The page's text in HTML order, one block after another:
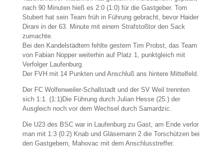
nach 90 Minuten hieß es 2:0 (1:0) für die Gastgeber. Tom
Stubert hat sein Team früh in Führung gebracht, bevor Haider
Dirani in der 63. Minute mit einem Strafstoßtor den Sack
zumachte.
Bei den Kandelstädtern fehlte gestern Tim Probst, das Team
von Fabian Nopper weiterhin auf Platz 1, punktgleich mit
Verfolger Laufenburg.
Der FVH mit 14 Punkten und Anschluß ans hintere Mittelfeld.
Der FC Wolfenweiler-Schallstadt und der SV Weil trennten
sich 1:1. (1:1)Die Führung durch Julian Hesse (25.) der
Ausgleich noch vor dem Wechsel durch Samardzic.
Die U23 des BSC war in Laufenburg zu Gast, am Ende verlor
man mit 1:3 (0:2) Knab und Gläsemann 2 die Torschützen bei
den Gastgebern, Mahovac mit dem Anschlusstreffer.